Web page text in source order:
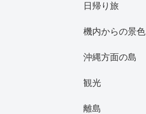
日帰り旅
機内からの景色
沖縄方面の島
観光
離島